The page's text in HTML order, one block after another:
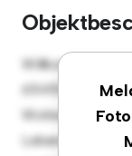
Willkommen in
65451
Wohnung bietet
Lebensraum.